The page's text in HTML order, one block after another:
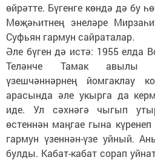
өйрәтте. Бүгенге көндә дә бу
Мөҗәһитнең энеләре
Суфьян гармун сайраталар.
Әле бүген дә истә: 1955 елда
Теләнче Тамак авылы
үзешчәннәрнең йомгаклау
арасында әле укырга да
иде. Ул сәхнәгә чыгып
өстеннән маңгае гына күренеп
гармун үзеннән-үзе уйный.
булды. Кабат-кабат сорап